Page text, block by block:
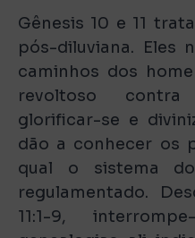
Gênesis 10 e 11
pós-diluviana. Eles
caminhos dos
revoltoso contra
glorificar-se e
dão a conhecer os
qual o sistema
regulamentado.
11:1-9,